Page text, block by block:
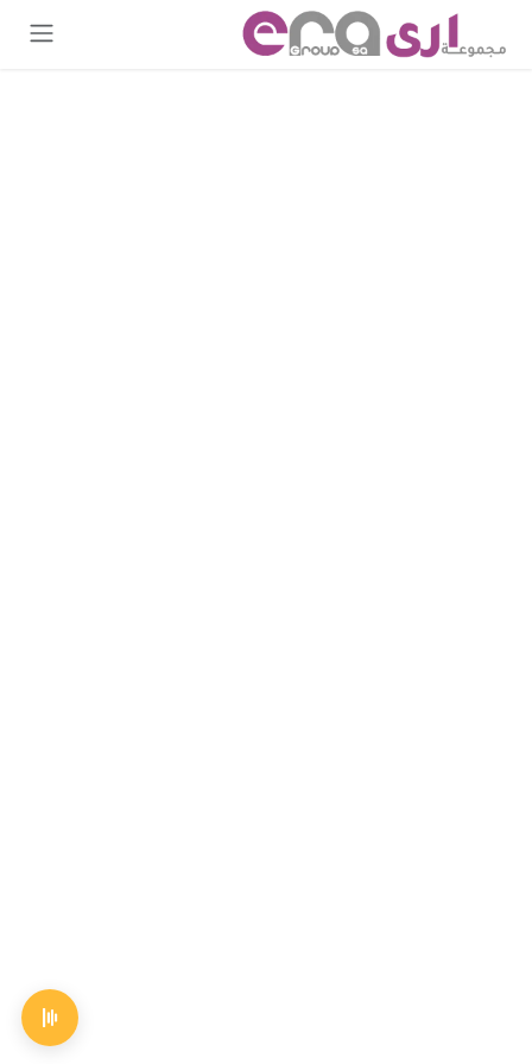
تخطي للذهاب إلى المحتوى